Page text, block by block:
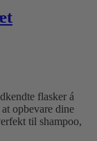
flasker á
opbevare dine
til shampoo,